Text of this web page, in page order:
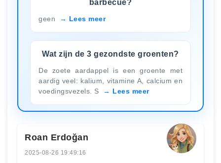
barbecue?
geen Lees meer
Wat zijn de 3 gezondste groenten?
De zoete aardappel is een groente met
aardig veel: kalium, vitamine A, calcium en
voedingsvezels. S
Lees meer
Roan Erdoğan
2025-08-26 19:49:16